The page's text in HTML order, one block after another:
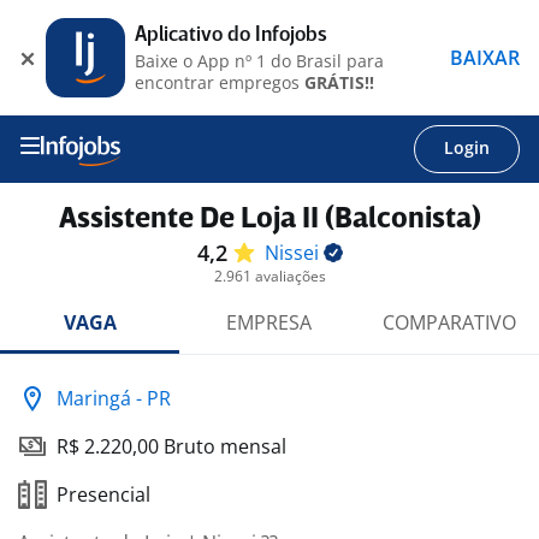
Login
Assistente De Loja II (Balconista)
4,2 Nissei
2.961 avaliações
VAGA EMPRESA COMPARATIVO
Maringá - PR
R$ 2.220,00 Bruto mensal
Presencial
Aplicativo do Infojobs
Baixe o App nº 1 do Brasil para
encontrar empregos GRÁTIS!!
BAIXAR